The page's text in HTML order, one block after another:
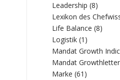
Leadership (8)
Lexikon des
Life Balance (8)
Logistik (1)
Mandat Growth
Mandat
Marke (61)